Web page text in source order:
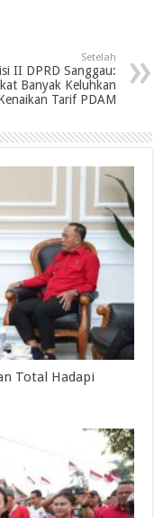
Setelah
II DPRD Sanggau:
Banyak Keluhkan
Tarif PDAM
Total Hadapi